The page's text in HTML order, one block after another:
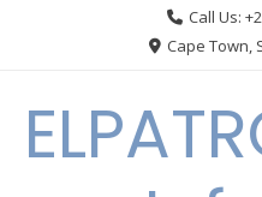
Call Us:
Cape Town,